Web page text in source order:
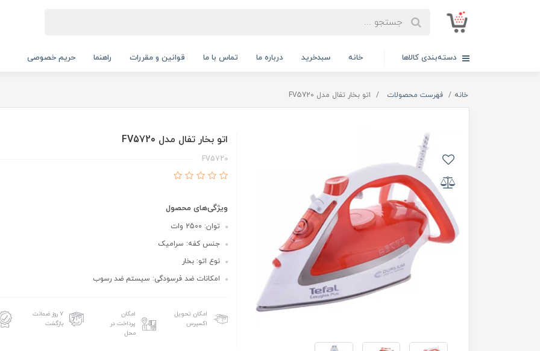
دسته‌بندی کالاها خانه سبدخرید درباره ما تماس با ما قوانین و مقررات راهنما حریم خصوصی
خانه فهرست محصولات اتو بخار تفال مدل FV5720
اتو بخار تفال مدل FV5720
FV5720
ویژگی‌های محصول
توان: 2500 وات
جنس کفه: سرامیک
نوع اتو: بخار
امکانات ضد فرسودگی: سیستم ضد رسوب
امکان تحویل
اکسپرس
امکان
پرداخت در
محل
۷ روز ضمانت
بازگشت